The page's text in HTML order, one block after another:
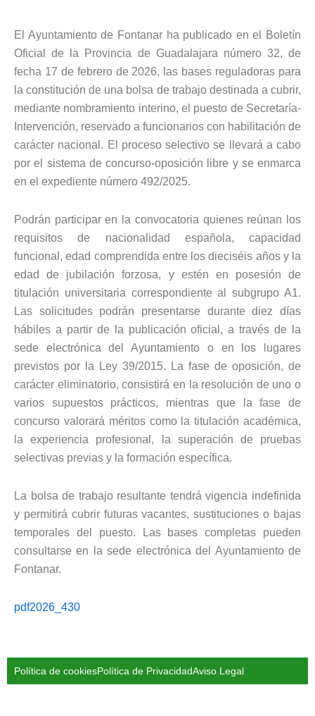
El Ayuntamiento de Fontanar ha publicado en el Boletín
Oficial de la Provincia de Guadalajara número 32, de
fecha 17 de febrero de 2026, las bases reguladoras para
la constitución de una bolsa de trabajo destinada a cubrir,
mediante nombramiento interino, el puesto de Secretaría-
Intervención, reservado a funcionarios con habilitación de
carácter nacional. El proceso selectivo se llevará a cabo
por el sistema de concurso-oposición libre y se enmarca
en el expediente número 492/2025.
Podrán participar en la convocatoria quienes reúnan los
requisitos de nacionalidad española, capacidad
funcional, edad comprendida entre los dieciséis años y la
edad de jubilación forzosa, y estén en posesión de
titulación universitaria correspondiente al subgrupo A1.
Las solicitudes podrán presentarse durante diez días
hábiles a partir de la publicación oficial, a través de la
sede electrónica del Ayuntamiento o en los lugares
previstos por la Ley 39/2015. La fase de oposición, de
carácter eliminatorio, consistirá en la resolución de uno o
varios supuestos prácticos, mientras que la fase de
concurso valorará méritos como la titulación académica,
la experiencia profesional, la superación de pruebas
selectivas previas y la formación específica.
La bolsa de trabajo resultante tendrá vigencia indefinida
y permitirá cubrir futuras vacantes, sustituciones o bajas
temporales del puesto. Las bases completas pueden
consultarse en la sede electrónica del Ayuntamiento de
Fontanar.
pdf2026_430
Política de cookiesPolítica de PrivacidadAviso Legal